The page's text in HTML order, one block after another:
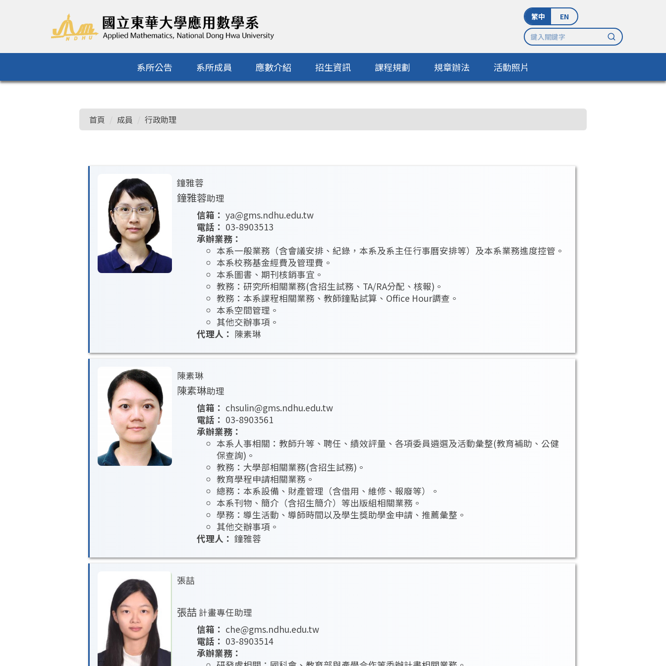
繁中 EN
系所公告 系所成員 應數介紹 招生資訊 課程規劃 規章辦法 活動照片
首頁 成員 行政助理
鐘雅蓉
鐘雅蓉助理
信箱： ya@gms.ndhu.edu.tw
電話： 03-8903513
承辦業務：
本系一般業務（含會議安排、紀錄，本系及系主任行事曆安排等）及本系業務進度控管。
本系校務基金經費及管理費。
本系圖書、期刊核銷事宜。
教務：研究所相關業務(含招生試務、TA/RA分配、核報)。
教務：本系課程相關業務、教師鐘點試算、Office Hour調查。
本系空間管理。
其他交辦事項。
代理人： 陳素琳
陳素琳
陳素琳助理
信箱： chsulin@gms.ndhu.edu.tw
電話： 03-8903561
承辦業務：
本系人事相關：教師升等、聘任、績效評量、各項委員遴選及活動彙整(教育補助、公健
保查詢)。
教務：大學部相關業務(含招生試務)。
教育學程申請相關業務。
總務：本系設備、財產管理（含借用、維修、報廢等）。
本系刊物、簡介（含招生簡介）等出版組相關業務。
學務：導生活動、導師時間以及學生獎助學金申請、推薦彙整。
其他交辦事項。
代理人： 鐘雅蓉
張喆
張喆 計畫專任助理
信箱： che@gms.ndhu.edu.tw
電話： 03-8903514
承辦業務：